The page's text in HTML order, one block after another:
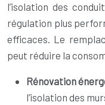
l’isolation des
régulation plus
efficaces. Le
peut réduire la
Rénovation
l’isolation des